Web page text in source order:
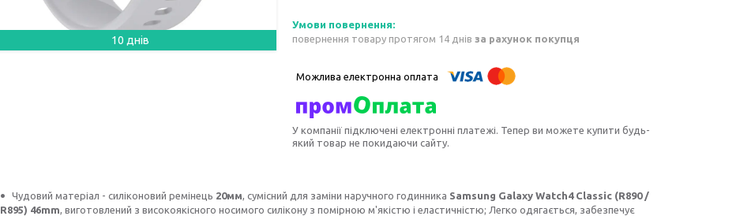
10 днів повернення товару протягом 14 днів за рахунок покупця
У компанії підключені електронні платежі. Тепер ви можете купити будь-
який товар не покидаючи сайту.
Чудовий матеріал - силіконовий ремінець 20мм , сумісний для заміни наручного годинника Samsung Galaxy Watch4 Classic (R890 /
R895) 46mm , виготовлений з високоякісного носимого силікону з помірною м'якістю і еластичністю; Легко одягається, забезпечує